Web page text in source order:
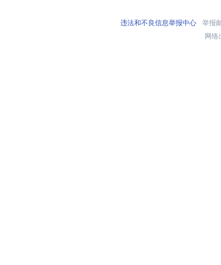
违法和不良信息举报中心举报
网